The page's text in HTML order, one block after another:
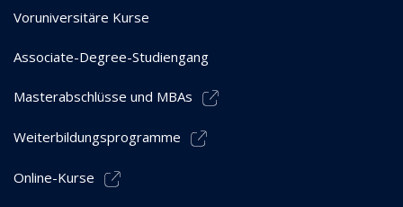
Voruniversitäre Kurse
Associate-Degree-Studiengang
Masterabschlüsse und MBAs
Weiterbildungsprogramme
Online-Kurse